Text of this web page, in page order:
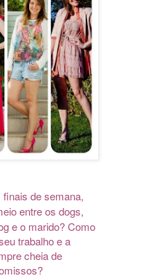
de semana,
entre os dogs,
e o marido? Como
trabalho e a
cheia de